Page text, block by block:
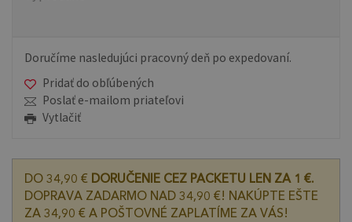
Doručíme nasledujúci pracovný deň po expedovaní.
Pridať do obľúbených
Poslať e-mailom priateľovi
Vytlačiť
DO 34,90 € DORUČENIE CEZ PACKETU LEN ZA 1 €.
DOPRAVA ZADARMO NAD 34,90 €! NAKÚPTE EŠTE
ZA 34,90 € A POŠTOVNÉ ZAPLATÍME ZA VÁS!